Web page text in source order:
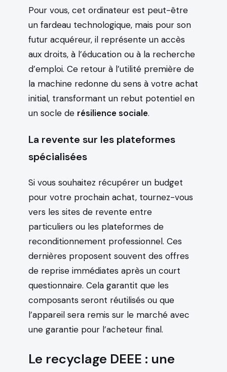
Pour vous, cet ordinateur est peut-être
un fardeau technologique, mais pour son
futur acquéreur, il représente un accès
aux droits, à l’éducation ou à la recherche
d’emploi. Ce retour à l’utilité première de
la machine redonne du sens à votre achat
initial, transformant un rebut potentiel en
un socle de résilience sociale.
La revente sur les plateformes
spécialisées
Si vous souhaitez récupérer un budget
pour votre prochain achat, tournez-vous
vers les sites de revente entre
particuliers ou les plateformes de
reconditionnement professionnel. Ces
dernières proposent souvent des offres
de reprise immédiates après un court
questionnaire. Cela garantit que les
composants seront réutilisés ou que
l’appareil sera remis sur le marché avec
une garantie pour l’acheteur final.
Le recyclage DEEE : une